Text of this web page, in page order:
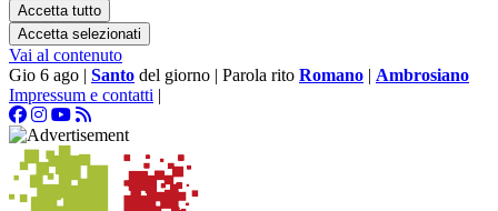
Accetta tutto
Accetta selezionati
Vai al contenuto
Gio 6 ago | Santo del giorno | Parola rito Romano | Ambrosiano
Impressum e contatti |